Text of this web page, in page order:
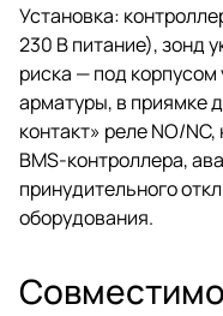
Установка:
230 В питание), зонд
риска — под
арматуры, в приямке
контакт» реле NO/
BMS-контроллера,
принудительного
оборудования.